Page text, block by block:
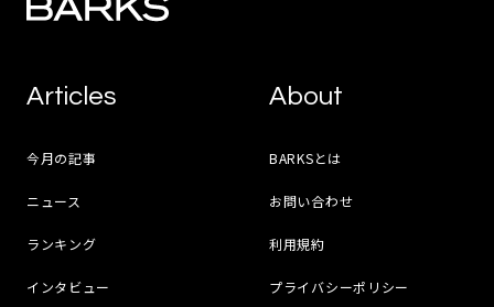
Articles
今月の記事
ニュース
ランキング
インタビュー
About
BARKSとは
お問い合わせ
利用規約
プライバシーポリシー